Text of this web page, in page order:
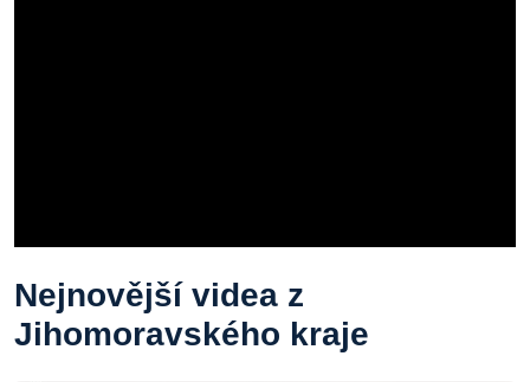
Nejnovější videa z
Jihomoravského kraje